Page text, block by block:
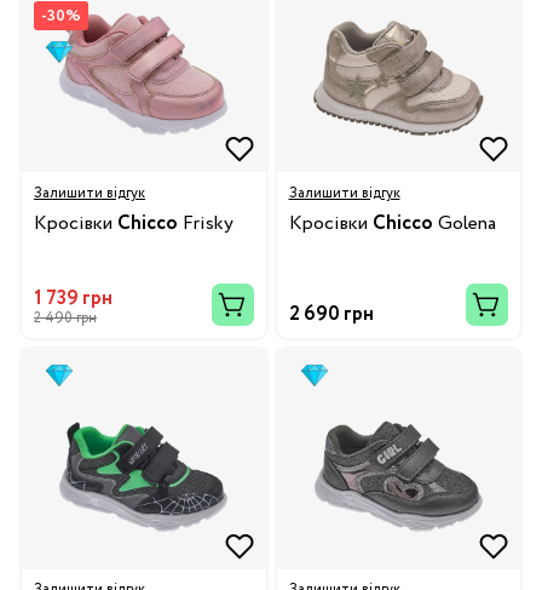
-30%
Залишити відгук
Кросівки Chicco Frisky
1 739 грн
2 490 грн
Залишити відгук
Кросівки Chicco Golena
2 690 грн